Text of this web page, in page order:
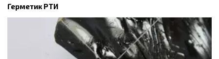
Герметик РТИ